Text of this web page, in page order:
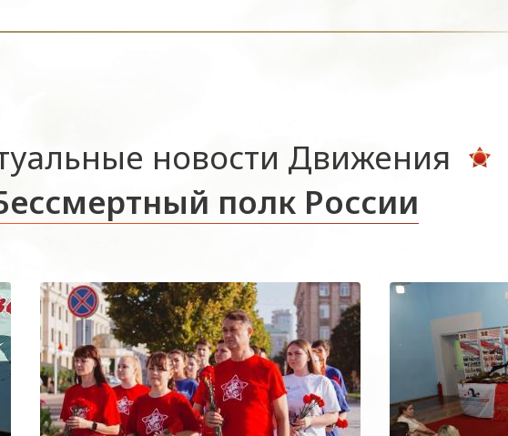
новости Движения
полк России